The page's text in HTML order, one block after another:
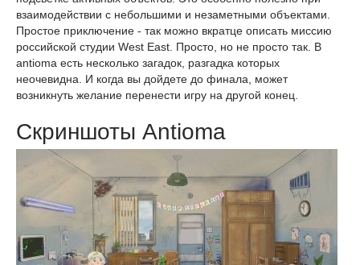
взаимодействии с небольшими и незаметными объектами.
Простое приключение - так можно вкратце описать миссию
российской студии West East. Просто, но не просто так. В
antioma есть несколько загадок, разгадка которых
неочевидна. И когда вы дойдете до финала, может
возникнуть желание перенести игру на другой конец.
Скриншоты Antioma